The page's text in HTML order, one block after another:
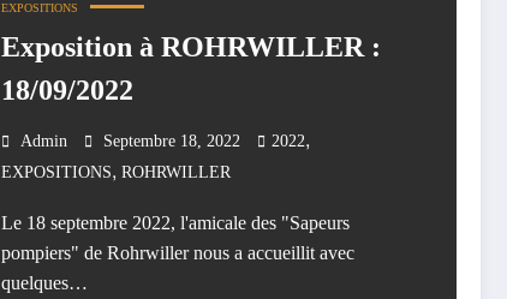
EXPOSITIONS
Exposition à ROHRWILLER :
18/09/2022
Admin Septembre 18, 2022 2022,
EXPOSITIONS, ROHRWILLER
Le 18 septembre 2022, l'amicale des "Sapeurs
pompiers" de Rohrwiller nous a accueillit avec
quelques…